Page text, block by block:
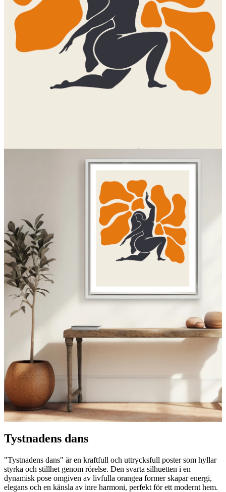
Tystnadens dans
"Tystnadens dans" är en kraftfull och uttrycksfull poster som hyllar
styrka och stillhet genom rörelse. Den svarta silhuetten i en
dynamisk pose omgiven av livfulla orangea former skapar energi,
elegans och en känsla av inre harmoni, perfekt för ett modernt hem.